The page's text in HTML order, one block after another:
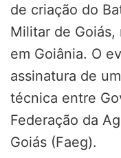
de criação do
Militar de
em Goiânia. O
assinatura de
técnica entre
Federação da
Goiás (Faeg).